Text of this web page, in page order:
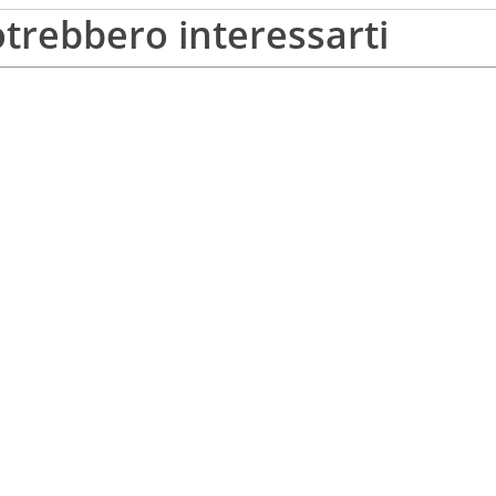
interessarti